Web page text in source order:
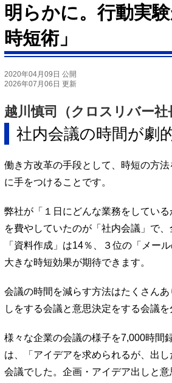
明らかに。行動実
時短術」
2020年04月09日 公開
2026年07月06日 更新
越川慎司（クロスリバー社
社内会議の時間が劇
働き方改革の手段として、時短の方
に手をつけることです。
弊社が「１日にどんな業務をしてい
を費やしていたのが「社内会議」で
「資料作成」は14％、３位の「メー
大きな時短効果が期待できます。
会議の時間を減らす方法はたくさん
しをする会議と意思決定をする会議を
様々な企業の会議の様子を7,000時間
は、「アイデアを求められるが、出
会議でした。企画・アイデア出しと